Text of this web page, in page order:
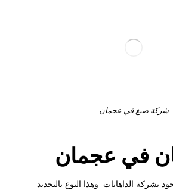
شركة صبغ في عجمان
في عجمان
بشركة الداهانات وهذا النوع بالتحديد